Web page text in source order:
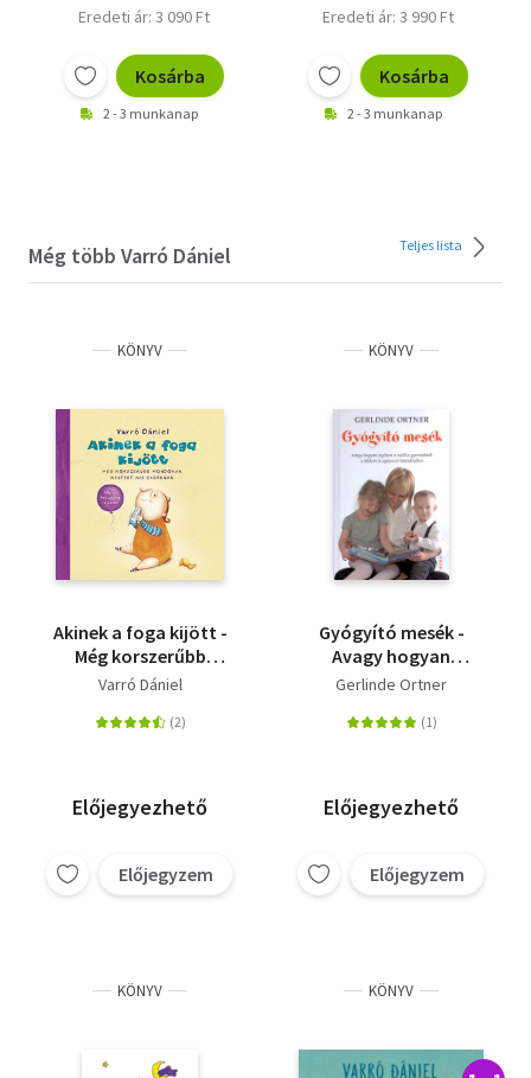
Eredeti ár: 3 090 Ft
Kosárba
2 - 3 munkanap
Eredeti ár: 3 990 Ft
Kosárba
2 - 3 munkanap
Még több Varró Dániel Teljes lista
KÖNYV
Akinek a foga kijött -
Még korszerűbb
mondókák kevésbé kis
Varró Dániel
Előjegyezhető
Előjegyzem
KÖNYV
Gyógyító mesék -
Avagy hogyan
segítsen a szülő a
és agresszió
Gerlinde Ortner
Előjegyezhető
Előjegyzem
KÖNYV KÖNYV